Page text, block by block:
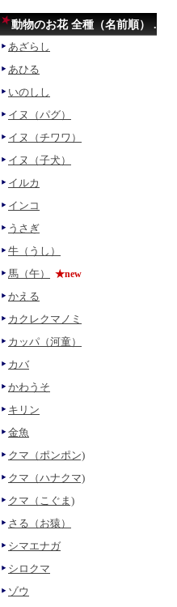
動物のお花 全種（名前順） .
あざらし
あひる
いのしし
イヌ（パグ）
イヌ（チワワ）
イヌ（子犬）
イルカ
インコ
うさぎ
牛（うし）
馬（午）
★new
かえる
カクレクマノミ
カッパ（河童）
カバ
かわうそ
キリン
金魚
クマ（ポンポン)
クマ（ハナクマ)
クマ（こぐま)
さる（お猿）
シマエナガ
シロクマ
ゾウ